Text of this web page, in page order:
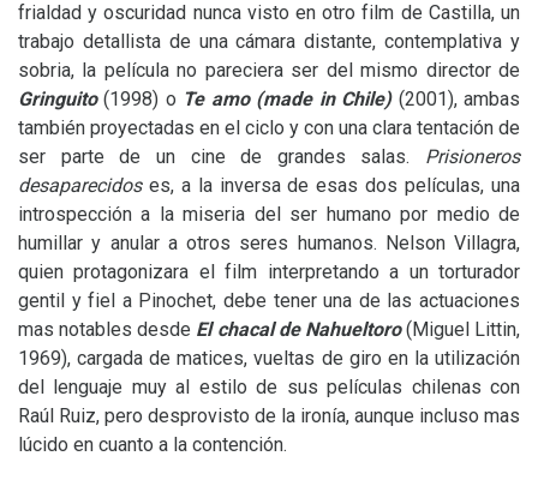
frialdad y oscuridad nunca visto en otro film de Castilla, un
trabajo detallista de una cámara distante, contemplativa y
sobria, la película no pareciera ser del mismo director de
Gringuito(1998) o Te amo (made in Chile) (2001), ambas
también proyectadas en el ciclo y con una clara tentación de
ser parte de un cine de grandes salas. Prisioneros
desaparecidoses, a la inversa de esas dos películas, una
introspección a la miseria del ser humano por medio de
humillar y anular a otros seres humanos. Nelson Villagra,
quien protagonizara el film interpretando a un torturador
gentil y fiel a Pinochet, debe tener una de las actuaciones
mas notables desde El chacal de Nahueltoro(Miguel Littin,
1969), cargada de matices, vueltas de giro en la utilización
del lenguaje muy al estilo de sus películas chilenas con
Raúl Ruiz, pero desprovisto de la ironía, aunque incluso mas
lúcido en cuanto a la contención.